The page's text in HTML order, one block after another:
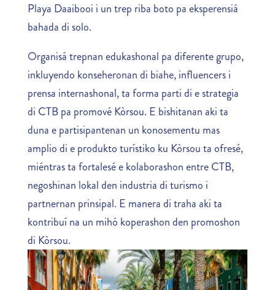
Playa Daaibooi i un trep riba boto pa eksperensiá
bahada di solo.
Organisá trepnan edukashonal pa diferente grupo,
inkluyendo konseheronan di biahe, influencers i
prensa internashonal, ta forma parti di e strategia
di CTB pa promové Kòrsou. E bishitanan aki ta
duna e partisipantenan un konosementu mas
amplio di e produkto turístiko ku Kòrsou ta ofresé,
miéntras ta fortalesé e kolaborashon entre CTB,
negoshinan lokal den industria di turismo i
partnernan prinsipal. E manera di traha aki ta
kontribuí na un mihó koperashon den promoshon
di Kòrsou.